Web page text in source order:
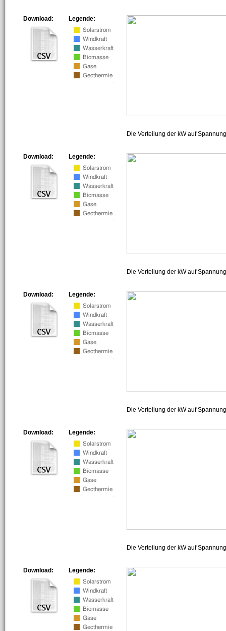
Legende:
Download:
Die Verteilung der kW auf
Legende:
Download:
Die Verteilung der kW auf
Legende:
Download:
Die Verteilung der kW auf
Legende:
Download:
Die Verteilung der kW auf
Legende:
Download: